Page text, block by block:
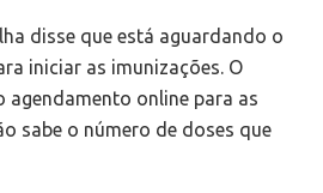
disse que está aguardando o
iniciar as imunizações. O
agendamento online para as
sabe o número de doses que